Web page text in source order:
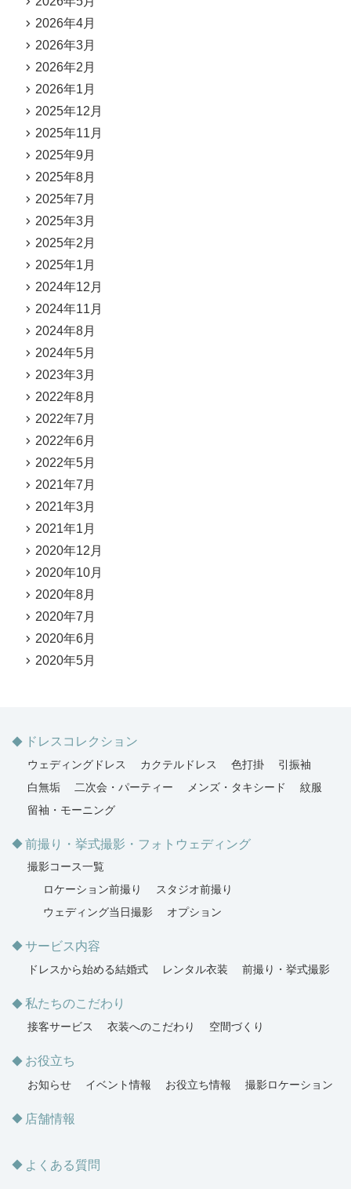
2026年4月
2026年3月
2026年2月
2026年1月
2025年12月
2025年11月
2025年9月
2025年8月
2025年7月
2025年3月
2025年2月
2025年1月
2024年12月
2024年11月
2024年8月
2024年5月
2023年3月
2022年8月
2022年7月
2022年6月
2022年5月
2021年7月
2021年3月
2021年1月
2020年12月
2020年10月
2020年8月
2020年7月
2020年6月
2020年5月
ドレスコレクション
ウェディングドレス カクテルドレス 色打掛
引振袖
白無垢
二次会・パーティー メンズ・タキシード
紋服
留袖・モーニング
前撮り・挙式撮影・フォトウェディング
撮影コース一覧
ロケーション前撮り
スタジオ前撮り
ウェディング当日撮影
オプション
サービス内容
ドレスから始める結婚式 レンタル衣装 前撮り・挙式撮影
私たちのこだわり
接客サービス 衣装へのこだわり 空間づくり
お役立ち
お知らせ イベント情報 お役立ち情報 撮影ロケーション
店舗情報
よくある質問